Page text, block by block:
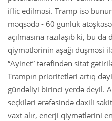
iflic edilməsi. Tramp isə
məqsədə - 60 günlük
açılmasına razılaşıb ki, bu
qiymətlərinin aşağı düşməsi
“Ayinet” tərəfindən sitat
Trampın prioritetləri artıq
gündəliyi birinci yerdə deyil.
seçkiləri ərəfəsində daxili
vaxt alır, enerji qiymətlərini